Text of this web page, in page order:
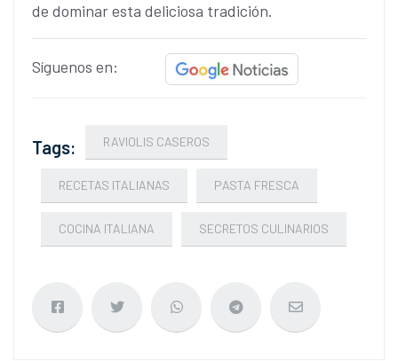
de dominar esta deliciosa tradición.
Síguenos en:
Tags: RAVIOLIS CASEROS
RECETAS ITALIANAS PASTA FRESCA
COCINA ITALIANA SECRETOS CULINARIOS